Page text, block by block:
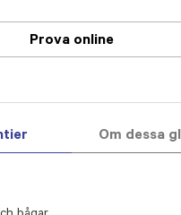
Prova online
Om dessa